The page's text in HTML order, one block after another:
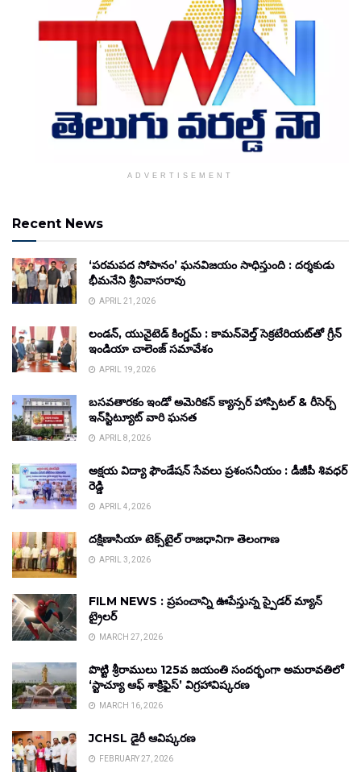
ADVERTISEMENT
Recent News
‘పరమపద సోపానం’ ఘనవిజయం సాధిస్తుంది : దర్శకుడు
భీమనేని శ్రీనివాసరావు
APRIL 21, 2026
లండన్, యునైటెడ్ కింగ్డమ్ : కామన్‌వెల్త్ సెక్రటేరియట్‌తో గ్రీన్
ఇండియా చాలెంజ్ సమావేశం
APRIL 19, 2026
బసవతారకం ఇండో అమెరికన్ క్యాన్సర్ హాస్పిటల్ & రీసెర్చ్
ఇన్‌స్టిట్యూట్ వారి ఘనత
APRIL 8, 2026
అక్షయ విద్యా ఫౌండేషన్ సేవలు ప్రశంసనీయం : డీజీపీ శివధర్
రెడ్డి
APRIL 4, 2026
దక్షిణాసియా టెక్స్‌టైల్ రాజధానిగా తెలంగాణ
APRIL 3, 2026
FILM NEWS : ప్రపంచాన్ని ఊపేస్తున్న స్పైడర్ మ్యాన్
ట్రైలర్
MARCH 27, 2026
పొట్టి శ్రీరాములు 125వ జయంతి సందర్భంగా అమరావతిలో
‘స్టాచ్యూ ఆఫ్ శాక్రిఫైస్’ విగ్రహావిష్కరణ
MARCH 16, 2026
JCHSL డైరీ ఆవిష్కరణ
FEBRUARY 27, 2026